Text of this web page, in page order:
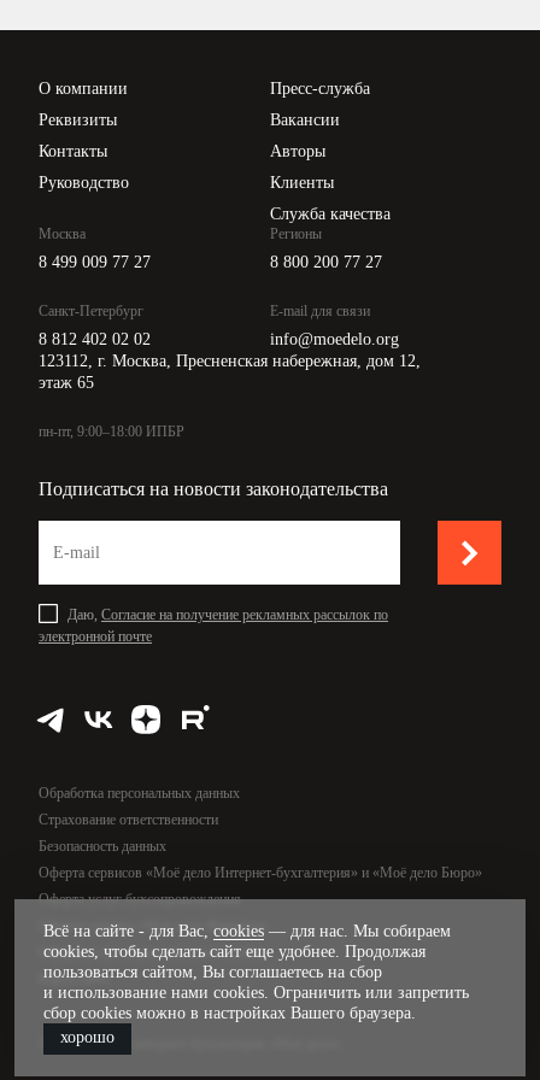
О компании
Реквизиты
Контакты
Руководство
Пресс-служба
Вакансии
Авторы
Клиенты
Служба качества
Москва
8 499 009 77 27
Санкт-Петербург
8 812 402 02 02
Регионы
8 800 200 77 27
E-mail для связи
info@moedelo.org
123112, г. Москва, Пресненская набережная, дом 12,
этаж 65
пн-пт, 9:00–18:00 ИПБР
Подписаться на новости законодательства
Даю, Согласие на получение рекламных рассылок по
электронной почте
Обработка персональных данных
Страхование ответственности
Безопасность данных
Оферта сервисов «Моё дело Интернет-бухгалтерия» и «Моё дело Бюро»
Оферта услуг бухсопровождения
Оферта сервиса «Моё дело Финансы»
Оферта услуг управленческого учёта
Карта сайта
© 2009—2026, интернет-бухгалтерия «Моё дело»
Всё на сайте - для Вас, cookies — для нас. Мы собираем
cookies, чтобы сделать сайт еще удобнее. Продолжая
пользоваться сайтом, Вы соглашаетесь на сбор
и использование нами cookies. Ограничить или запретить
сбор cookies можно в настройках Вашего браузера.
хорошо